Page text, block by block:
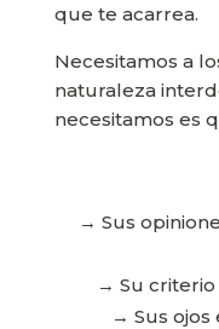
que te acarrea.
Necesitamos a
naturaleza
necesitamos es
→ Sus
→ Su
→ Sus